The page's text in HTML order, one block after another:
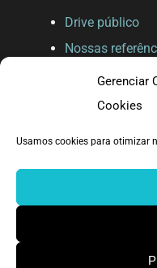
Gerenciar
Cookies
Usamos cookies para otimizar
Drive público
Nossas
Feito com carinho pelo